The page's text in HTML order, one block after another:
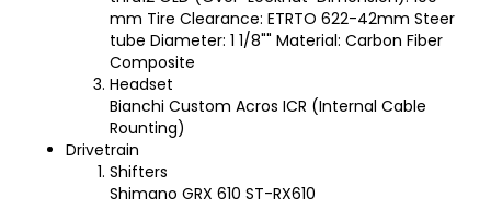
mm Tire Clearance: ETRTO 622-42mm Steer
tube Diameter: 1 1/8"" Material: Carbon Fiber
Composite
Headset
Bianchi Custom Acros ICR (Internal Cable
Rounting)
Drivetrain
Shifters
Shimano GRX 610 ST-RX610